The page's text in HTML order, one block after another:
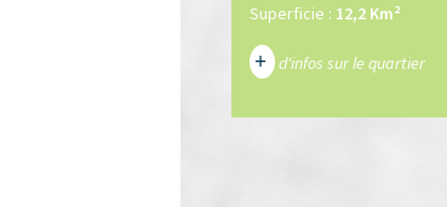
Superficie : 12,2 Km²
+ d'infos sur le quartier